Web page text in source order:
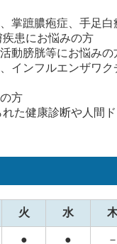
掌蹠膿疱症、手足
疾患にお悩みの方
動膀胱等にお悩みの
インフルエンザワ
方
た健康診断や人間
火 水
● ● －